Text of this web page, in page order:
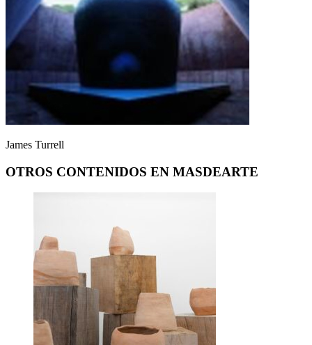
James Turrell
OTROS CONTENIDOS EN MASDEARTE